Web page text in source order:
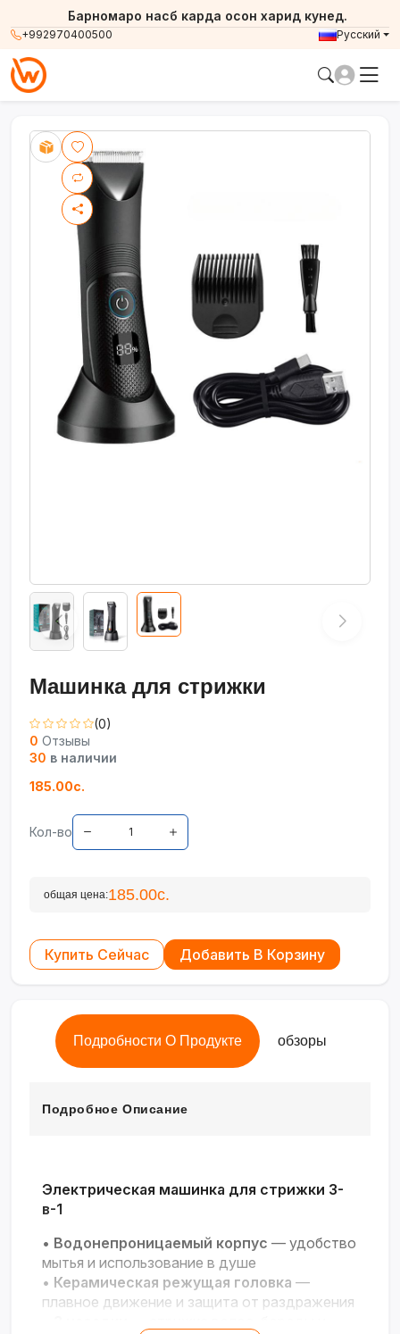
+992970400500
Барномаро насб карда осон харид кунед.
Русский
Машинка для стрижки
(0)
0 Отзывы
30 в наличии
185.00с.
Кол-во
общая цена:185.00с.
Купить Сейчас Добавить В Корзину
Подробности О Продукте обзоры
Подробное Описание
Электрическая машинка для стрижки 3-
в-1
• Водонепроницаемый корпус — удобство
мытья и использование в душе
• Керамическая режущая головка —
плавное движение и защита от раздражения